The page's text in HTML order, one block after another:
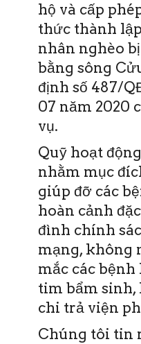
hộ và cấp
thức thành
nhân nghèo
bằng sông
định số 487/
07 năm 2020
vụ.
Quỹ hoạt
nhằm mục
giúp đỡ các
hoàn cảnh
đình chính
mạng, không
mắc các
tim bẩm sinh,
chi trả viện
Chúng tôi tin